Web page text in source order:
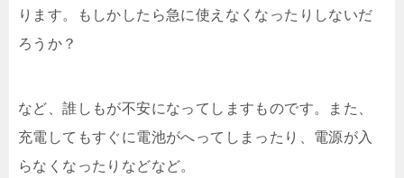
ります。もしかしたら急に使えなくなったりしないだ
ろうか？
など、誰しもが不安になってしますものです。また、
充電してもすぐに電池がへってしまったり、電源が入
らなくなったりなどなど。